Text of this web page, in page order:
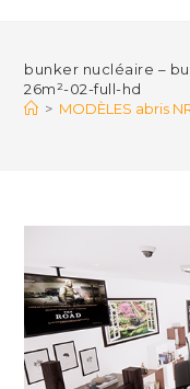
bunker nucléaire –
26m²-02-full-hd
> MODÈLES abris